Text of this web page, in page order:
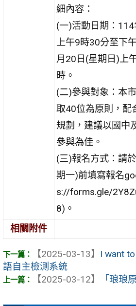
細內容：
(一)活動日期：
上午9時30分至下
月20日(星期日)上
時。
(二)參與對象：本
取40位為原則，配
規劃，建議以國中
參與為佳。
(三)報名方式：請
期一)前填寫報名
s://forms.gle/
8)。
相關附件
【2025-03-13】 I want
語自主檢測系統
【2025-03-12】
「琅琅